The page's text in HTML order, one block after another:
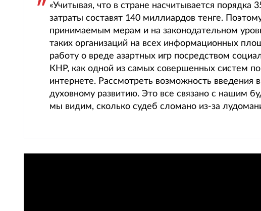
«Учитывая, что в стране насчитывается порядка
затраты составят 140 миллиардов тенге.
принимаемым мерам и на законодательном
таких организаций на всех информационных
работу о вреде азартных игр посредством
КНР, как одной из самых совершенных систем
интернете. Рассмотреть возможность введения
духовному развитию. Это все связано с нашим
мы видим, сколько судеб сломано из-за